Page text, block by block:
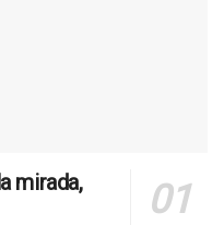
mirada,